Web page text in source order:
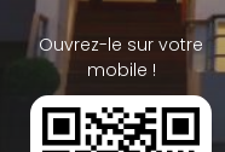
Ouvrez-le sur votre
mobile !